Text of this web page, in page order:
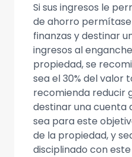
Si sus ingresos le
de ahorro permítase
finanzas y destinar
ingresos al
propiedad, se
sea el 30% del valor
recomienda reducir
destinar una cuenta
sea para este
de la propiedad, y
disciplinado con